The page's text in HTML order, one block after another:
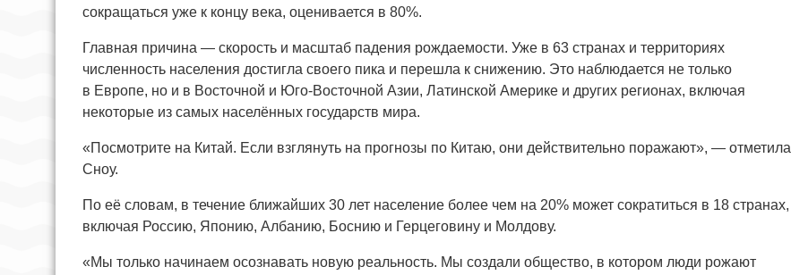
сокращаться уже к концу века, оценивается в 80%.
Главная причина — скорость и масштаб падения рождаемости. Уже в 63 странах и территориях
численность населения достигла своего пика и перешла к снижению. Это наблюдается не только
в Европе, но и в Восточной и Юго-Восточной Азии, Латинской Америке и других регионах, включая
некоторые из самых населённых государств мира.
«Посмотрите на Китай. Если взглянуть на прогнозы по Китаю, они действительно поражают», — отметила
Сноу.
По её словам, в течение ближайших 30 лет население более чем на 20% может сократиться в 18 странах,
включая Россию, Японию, Албанию, Боснию и Герцеговину и Молдову.
«Мы только начинаем осознавать новую реальность. Мы создали общество, в котором люди рожают